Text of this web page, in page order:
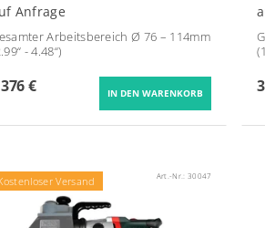
Anfrage
Arbeitsbereich Ø 76 – 114mm
- 4.48“)
€
Versand Art.-Nr.: 30047